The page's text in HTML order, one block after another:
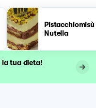
Nutella
la tua dieta!